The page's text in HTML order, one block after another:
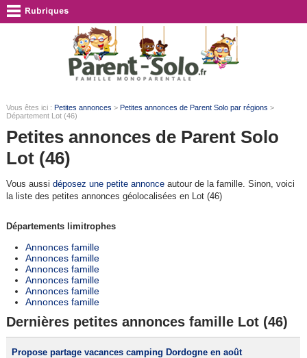
Vous êtes ici : Petites annonces > Petites annonces de Parent Solo par régions >
Département Lot (46)
Petites annonces de Parent Solo
Lot (46)
Vous aussi déposez une petite annonceautour de la famille. Sinon, voici
la liste des petites annonces géolocalisées en Lot (46)
Départements limitrophes
Annonces famille
Annonces famille
Annonces famille
Annonces famille
Annonces famille
Annonces famille
Dernières petites annonces famille Lot (46)
Propose partage vacances camping Dordogne en août